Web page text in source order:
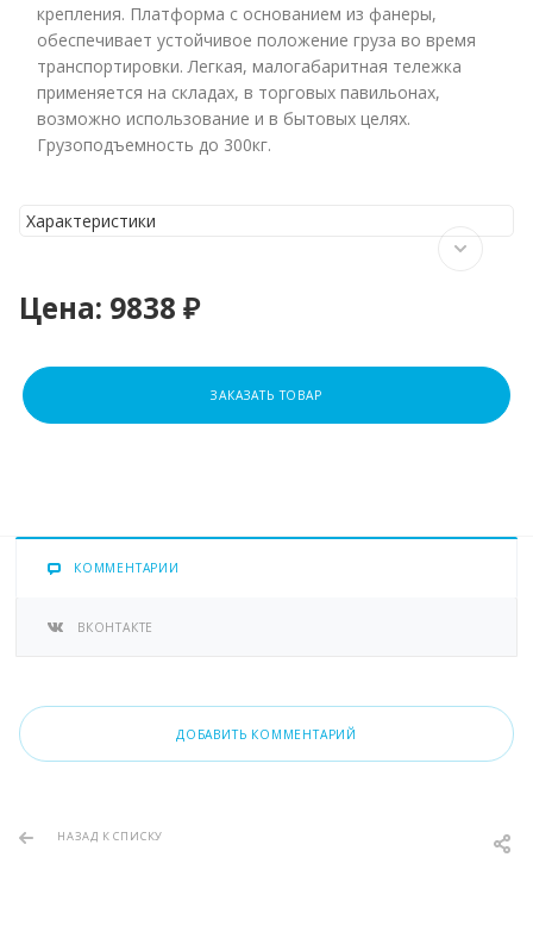
крепления. Платформа с основанием из фанеры,
обеспечивает устойчивое положение груза во время
транспортировки. Легкая, малогабаритная тележка
применяется на складах, в торговых павильонах,
возможно использование и в бытовых целях.
Грузоподъемность до 300кг.
Характеристики
Цена: 9838 ₽
ЗАКАЗАТЬ ТОВАР
КОММЕНТАРИИ
ВКОНТАКТЕ
ДОБАВИТЬ КОММЕНТАРИЙ
НАЗАД К СПИСКУ